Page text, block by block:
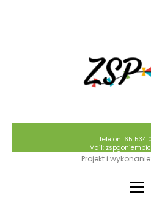
Telefon: 65 534
Mail:
Projekt i